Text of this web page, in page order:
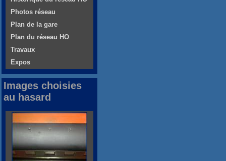
Photos réseau
Plan de la gare
Plan du réseau HO
Travaux
Expos
Images choisies
au hasard